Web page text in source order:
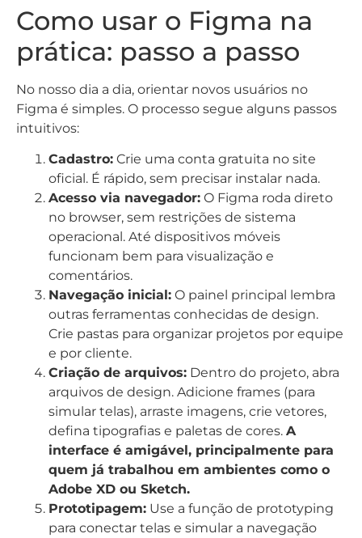
Como usar o Figma na
prática: passo a passo
No nosso dia a dia, orientar novos usuários no
Figma é simples. O processo segue alguns passos
intuitivos:
Cadastro: Crie uma conta gratuita no site
oficial. É rápido, sem precisar instalar nada.
Acesso via navegador: O Figma roda direto
no browser, sem restrições de sistema
operacional. Até dispositivos móveis
funcionam bem para visualização e
comentários.
Navegação inicial: O painel principal lembra
outras ferramentas conhecidas de design.
Crie pastas para organizar projetos por equipe
e por cliente.
Criação de arquivos: Dentro do projeto, abra
arquivos de design. Adicione frames (para
simular telas), arraste imagens, crie vetores,
defina tipografias e paletas de cores. A
interface é amigável, principalmente para
quem já trabalhou em ambientes como o
Adobe XD ou Sketch.
Prototipagem: Use a função de prototyping
para conectar telas e simular a navegação